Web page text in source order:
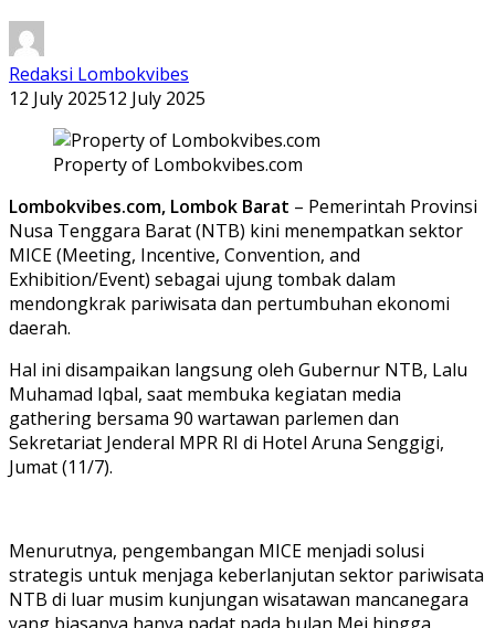
Redaksi Lombokvibes
12 July 202512 July 2025
Property of Lombokvibes.com
Lombokvibes.com, Lombok Barat – Pemerintah Provinsi
Nusa Tenggara Barat (NTB) kini menempatkan sektor
MICE (Meeting, Incentive, Convention, and
Exhibition/Event) sebagai ujung tombak dalam
mendongkrak pariwisata dan pertumbuhan ekonomi
daerah.
Hal ini disampaikan langsung oleh Gubernur NTB, Lalu
Muhamad Iqbal, saat membuka kegiatan media
gathering bersama 90 wartawan parlemen dan
Sekretariat Jenderal MPR RI di Hotel Aruna Senggigi,
Jumat (11/7).
Menurutnya, pengembangan MICE menjadi solusi
strategis untuk menjaga keberlanjutan sektor pariwisata
NTB di luar musim kunjungan wisatawan mancanegara